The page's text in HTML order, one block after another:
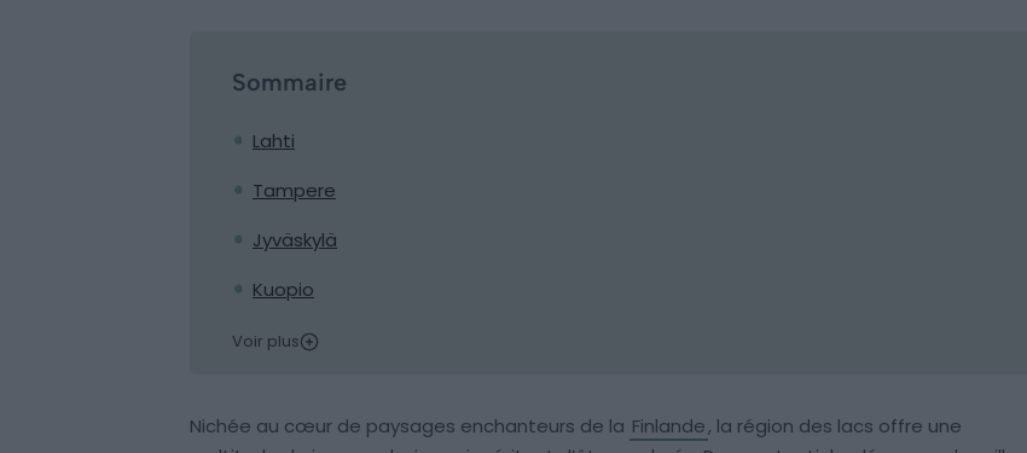
Sommaire
Lahti
Tampere
Jyväskylä
Kuopio
Voir plus
Nichée au cœur de paysages enchanteurs de la Finlande, la région des lacs offre une